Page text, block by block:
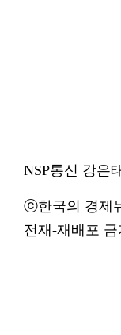
NSP통신 강은
ⓒ한국의 경제
전재-재배포 금